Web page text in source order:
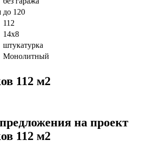
до 120
112
14x8
штукатурка
Монолитный
112 м2
на проект
112 м2